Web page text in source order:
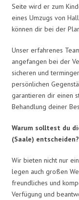
Seite wird er zum
eines Umzugs von
können dir bei der
Unser erfahrenes
angefangen bei der
sicheren und
persönlichen
garantieren dir einen
Behandlung deiner
Warum solltest du
(Saale) entscheiden?
Wir bieten nicht nur
legen auch großen
freundliches und
Verfügung und